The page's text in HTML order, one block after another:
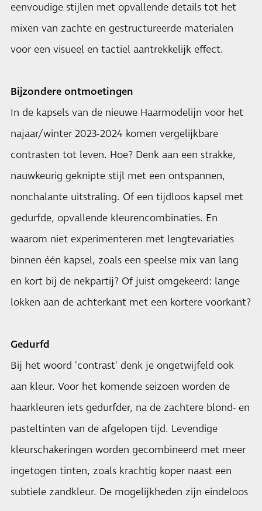
eenvoudige stijlen met opvallende details tot het
mixen van zachte en gestructureerde materialen
voor een visueel en tactiel aantrekkelijk effect.
Bijzondere ontmoetingen
In de kapsels van de nieuwe Haarmodelijn voor het
najaar/winter 2023-2024 komen vergelijkbare
contrasten tot leven. Hoe? Denk aan een strakke,
nauwkeurig geknipte stijl met een ontspannen,
nonchalante uitstraling. Of een tijdloos kapsel met
gedurfde, opvallende kleurencombinaties. En
waarom niet experimenteren met lengtevariaties
binnen één kapsel, zoals een speelse mix van lang
en kort bij de nekpartij? Of juist omgekeerd: lange
lokken aan de achterkant met een kortere voorkant?
Gedurfd
Bij het woord 'contrast' denk je ongetwijfeld ook
aan kleur. Voor het komende seizoen worden de
haarkleuren iets gedurfder, na de zachtere blond- en
pasteltinten van de afgelopen tijd. Levendige
kleurschakeringen worden gecombineerd met meer
ingetogen tinten, zoals krachtig koper naast een
subtiele zandkleur. De mogelijkheden zijn eindeloos